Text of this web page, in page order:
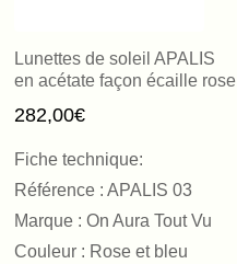
Lunettes de soleil APALIS
en acétate façon écaille rose
282,00€
Fiche technique:
Référence : APALIS 03
Marque : On Aura Tout Vu
Couleur : Rose et bleu